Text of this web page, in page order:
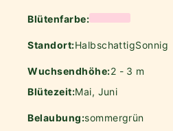
Blütenfarbe:
Standort:HalbschattigSonnig
Wuchsendhöhe:2 - 3 m
Blütezeit:Mai, Juni
Belaubung:sommergrün